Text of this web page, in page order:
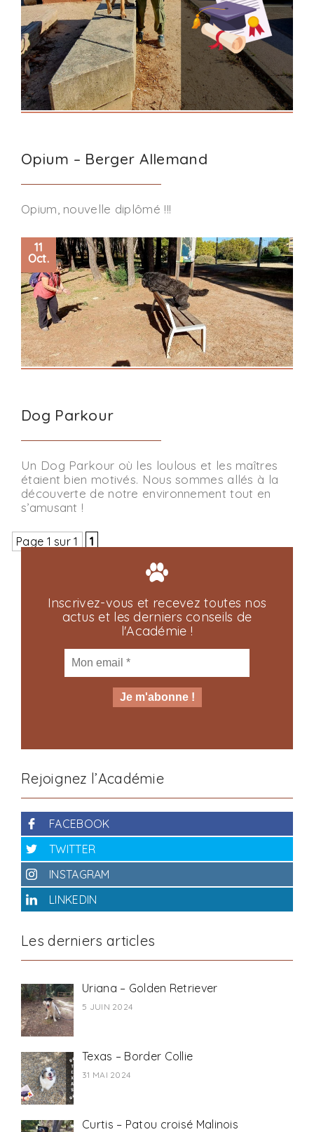
Opium – Berger Allemand
Opium, nouvelle diplômé !!!
Dog Parkour
11
Oct.
Un Dog Parkour où les loulous et les maîtres
étaient bien motivés. Nous sommes allés à la
découverte de notre environnement tout en
s’amusant !
Page 1 sur 1 1
Inscrivez-vous et recevez toutes nos
actus et les derniers conseils de
l'Académie !
Rejoignez l’Académie
FACEBOOK
TWITTER
INSTAGRAM
LINKEDIN
Les derniers articles
Uriana – Golden Retriever
5 JUIN 2024
Texas – Border Collie
31 MAI 2024
Curtis – Patou croisé Malinois